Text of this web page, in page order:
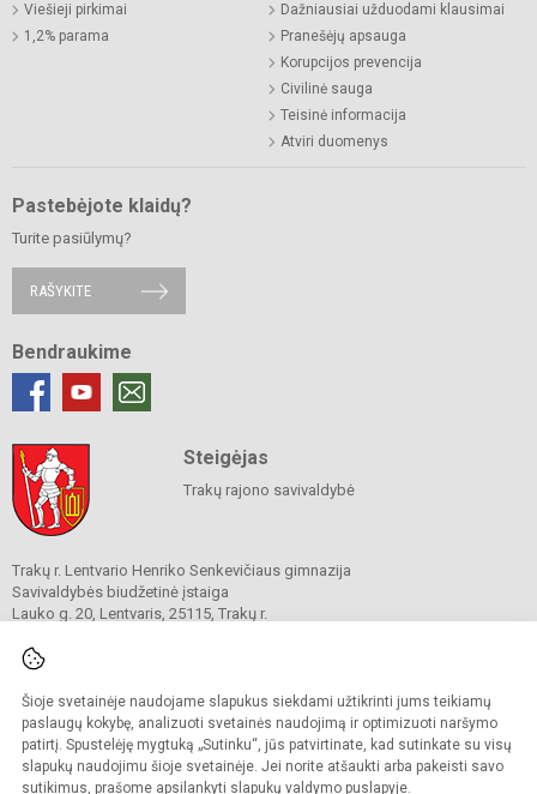
Šioje svetainėje naudojame slapukus siekdami užtikrinti jums teikiamų
paslaugų kokybę, analizuoti svetainės naudojimą ir optimizuoti naršymo
patirtį. Spustelėję mygtuką „Sutinku“, jūs patvirtinate, kad sutinkate su visų
slapukų naudojimu šioje svetainėje. Jei norite atšaukti arba pakeisti savo
sutikimus, prašome apsilankyti slapukų valdymo puslapyje.
Viešieji pirkimai
1,2% parama
Dažniausiai užduodami klausimai
Pranešėjų apsauga
Korupcijos prevencija
Civilinė sauga
Teisinė informacija
Atviri duomenys
Pastebėjote klaidų?
Turite pasiūlymų?
RAŠYKITE
Bendraukime
Steigėjas
Trakų rajono savivaldybė
Trakų r. Lentvario Henriko Senkevičiaus gimnazija
Savivaldybės biudžetinė įstaiga
Lauko g. 20, Lentvaris, 25115, Trakų r.
El. p.
Juridinių asmenų registre
Įmonės kodas 191817753